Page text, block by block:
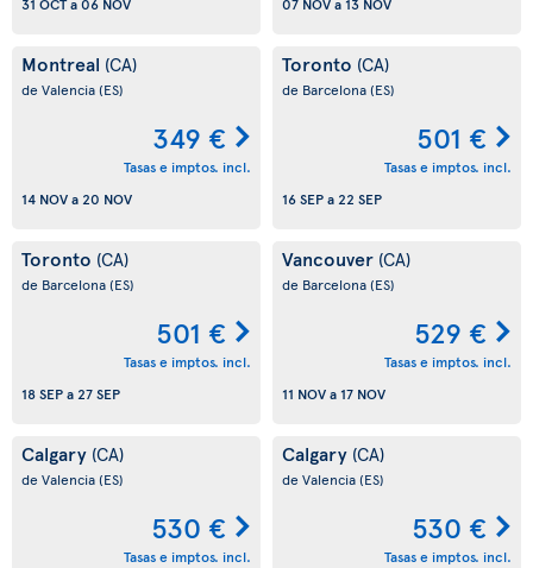
31 OCTa06 NOV
07 NOVa 13 NOV
Montreal (CA)
de Valencia(ES)
349 €
Tasas e imptos. incl.
14 NOVa20 NOV
Toronto (CA)
de Barcelona(ES)
501 €
Tasas e imptos. incl.
16 SEPa22 SEP
Toronto (CA)
de Barcelona(ES)
501 €
Tasas e imptos. incl.
18 SEPa27 SEP
Vancouver (CA)
de Barcelona(ES)
529 €
Tasas e imptos. incl.
11 NOVa 17 NOV
Calgary (CA)
de Valencia(ES)
530 €
Tasas e imptos. incl.
Calgary (CA)
de Valencia(ES)
530 €
Tasas e imptos. incl.